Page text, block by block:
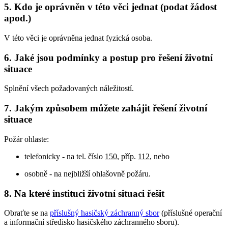
5. Kdo je oprávněn v této věci jednat (podat žádost
apod.)
V této věci je oprávněna jednat fyzická osoba.
6. Jaké jsou podmínky a postup pro řešení životní
situace
Splnění všech požadovaných náležitostí.
7. Jakým způsobem můžete zahájit řešení životní
situace
Požár ohlaste:
telefonicky - na tel. číslo 150, příp. 112, nebo
osobně - na nejbližší ohlašovně požáru.
8. Na které instituci životní situaci řešit
Obraťte se na příslušný hasičský záchranný sbor(příslušné operační
a informační středisko hasičského záchranného sboru).